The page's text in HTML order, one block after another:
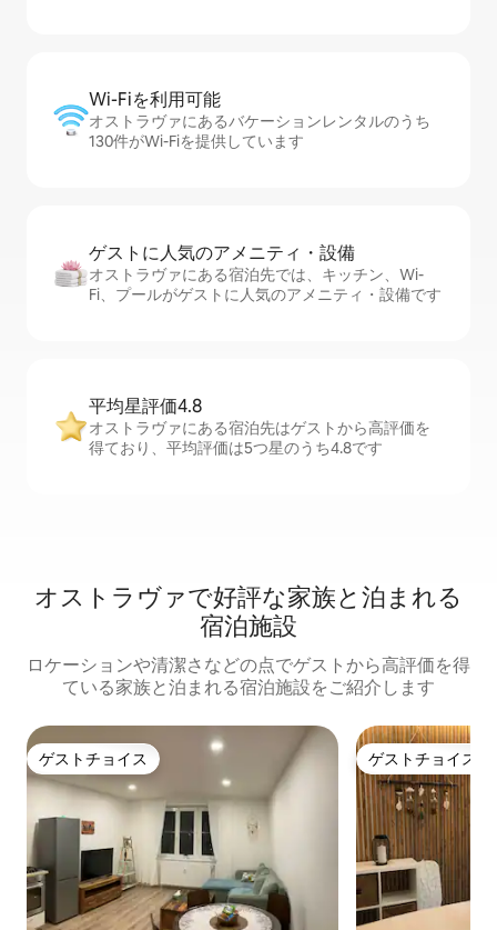
Wi-Fiを利⁠用⁠可⁠能
オストラヴァにあるバケーションレンタルのうち
130件がWi-Fiを提供しています
ゲストに人⁠気⁠のア⁠メ⁠ニ⁠テ⁠ィ・設⁠備
オストラヴァにある宿泊先では、キッチン、Wi-
Fi、プールがゲストに人気のアメニティ・設備です
平均星評価4.8
オストラヴァにある宿泊先はゲストから高評価を
得ており、平均評価は5つ星のうち4.8です
オストラヴァで好評な家族と泊まれる
宿泊施設
ロケーションや清潔さなどの点でゲストから高評価を得
ている家族と泊まれる宿泊施設をご紹介します
ゲストチョイス
ゲストチョイス ゲストチョイス
ゲストチョイス